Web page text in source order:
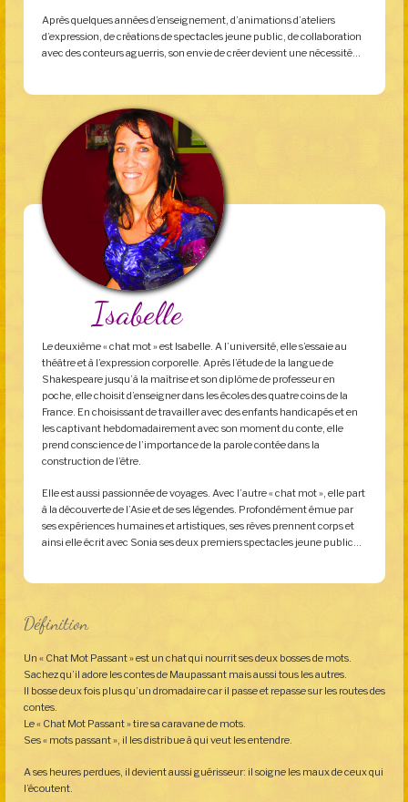
Après quelques années d’enseignement, d’animations d’ateliers
d’expression, de créations de spectacles jeune public, de collaboration
avec des conteurs aguerris, son envie de créer devient une nécessité…
Isabelle
Le deuxième « chat mot » est Isabelle. A l’université, elle s’essaie au
théâtre et à l’expression corporelle. Après l’étude de la langue de
Shakespeare jusqu’à la maîtrise et son diplôme de professeur en
poche, elle choisit d’enseigner dans les écoles des quatre coins de la
France. En choisissant de travailler avec des enfants handicapés et en
les captivant hebdomadairement avec son moment du conte, elle
prend conscience de l’importance de la parole contée dans la
construction de l’être.
Elle est aussi passionnée de voyages. Avec l’autre « chat mot », elle part
à la découverte de l’Asie et de ses légendes. Profondément émue par
ses expériences humaines et artistiques, ses rêves prennent corps et
ainsi elle écrit avec Sonia ses deux premiers spectacles jeune public…
Définition
Un « Chat Mot Passant » est un chat qui nourrit ses deux bosses de mots.
Sachez qu’il adore les contes de Maupassant mais aussi tous les autres.
Il bosse deux fois plus qu’un dromadaire car il passe et repasse sur les routes des
contes.
Le « Chat Mot Passant » tire sa caravane de mots.
Ses « mots passant », il les distribue à qui veut les entendre.
A ses heures perdues, il devient aussi guérisseur: il soigne les maux de ceux qui
l’écoutent.